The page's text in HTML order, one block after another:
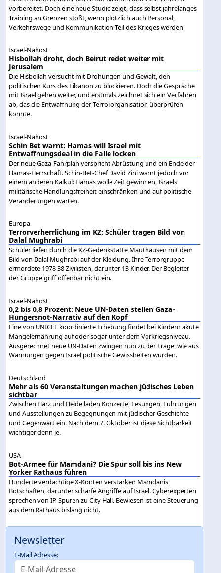
vorbereitet. Doch eine neue Studie zeigt, dass selbst jahrelanges
Training an Grenzen stößt, wenn plötzlich auch Personal,
Verkehrswege und Kommunikation Teil des Krieges werden.
Israel-Nahost
Hisbollah droht, doch Beirut redet weiter mit
Jerusalem
Die Hisbollah versucht mit Drohungen und Gewalt, den
politischen Kurs des Libanon zu blockieren. Doch die Gespräche
mit Israel gehen weiter, und erstmals zeichnet sich ein Verfahren
ab, das die Entwaffnung der Terrororganisation überprüfen
könnte.
Israel-Nahost
Schin Bet warnt: Hamas will Israel mit
Entwaffnungsdeal in die Falle locken
Der neue Gaza-Fahrplan verspricht Abrüstung und ein Ende der
Hamas-Herrschaft. Schin-Bet-Chef David Zini warnt jedoch vor
einem anderen Kalkül: Hamas wolle Zeit gewinnen, Israels
militärische Handlungsfreiheit einschränken und auf politische
Veränderungen warten.
Europa
Terrorverherrlichung im KZ: Schüler tragen Bild von
Dalal Mughrabi
Schüler liefen durch die KZ-Gedenkstätte Mauthausen mit dem
Bild von Dalal Mughrabi auf der Kleidung. Ihre Terrorgruppe
ermordete 1978 38 Zivilisten, darunter 13 Kinder. Der Begleiter
der Gruppe griff offenbar nicht ein.
Israel-Nahost
0,2 bis 0,8 Prozent: Neue UN-Daten stellen Gaza-
Hungersnot-Narrativ auf den Kopf
Eine von UNICEF koordinierte Erhebung findet bei Kindern akute
Mangelernährung auf oder sogar unter dem Vorkriegsniveau.
Ausgerechnet neue UN-Daten zwingen nun zu der Frage, wie aus
Warnungen gegen Israel politische Gewissheiten wurden.
Deutschland
Mehr als 60 Veranstaltungen machen jüdisches Leben
sichtbar
Zwischen Harz und Heide laden Konzerte, Lesungen, Führungen
und Ausstellungen zu Begegnungen mit jüdischer Geschichte
und Gegenwart ein. Nach dem 7. Oktober ist diese Sichtbarkeit
wichtiger denn je.
USA
Bot-Armee für Mamdani? Die Spur soll bis ins New
Yorker Rathaus führen
Hunderte verdächtige X-Konten verstärken Mamdanis
Botschaften, darunter scharfe Angriffe auf Israel. Cyberexperten
sprechen von IP-Spuren zu City Hall. Bewiesen ist eine Steuerung
aus dem Rathaus bislang nicht.
Newsletter
E-Mail Adresse: